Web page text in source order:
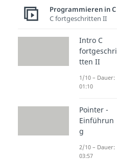
Programmieren in C
C fortgeschritten II
Intro C
fortgeschri
tten II
1/10 – Dauer:
01:10
Pointer -
Einführun
g
2/10 – Dauer:
03:57